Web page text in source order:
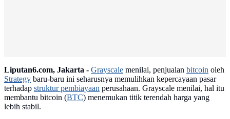
Liputan6.com, Jakarta - Grayscale menilai, penjualan bitcoin oleh
Strategy baru-baru ini seharusnya memulihkan kepercayaan pasar
terhadap struktur pembiayaan perusahaan. Grayscale menilai, hal itu
membantu bitcoin (BTC) menemukan titik terendah harga yang
lebih stabil.